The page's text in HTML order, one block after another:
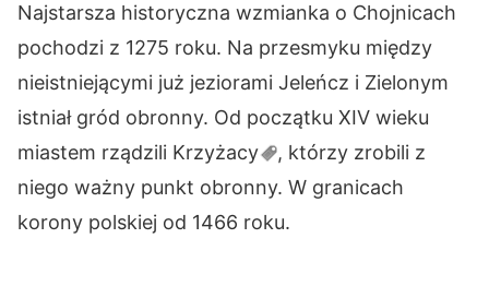
Najstarsza historyczna wzmianka o Chojnicach
pochodzi z 1275 roku. Na przesmyku między
nieistniejącymi już jeziorami Jeleńcz i Zielonym
istniał gród obronny. Od początku XIV wieku
miastem rządzili Krzyżacy
, którzy zrobili z
niego ważny punkt obronny. W granicach
korony polskiej od 1466 roku.